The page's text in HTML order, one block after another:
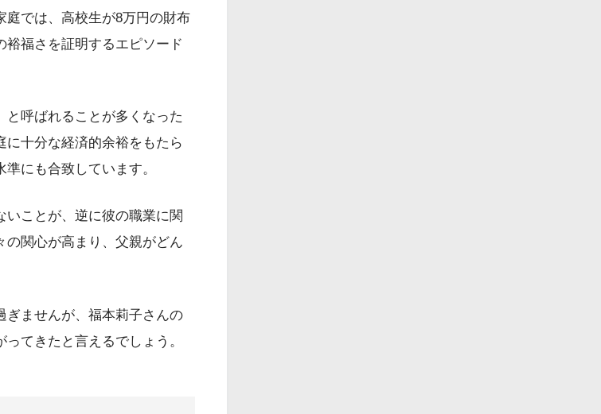
庭では、高校生が8万円の財布
福さを証明するエピソード
呼ばれることが多くなった
十分な経済的余裕をもたら
にも合致しています。
いことが、逆に彼の職業に関
の関心が高まり、父親がどん
ぎませんが、福本莉子さんの
てきたと言えるでしょう。